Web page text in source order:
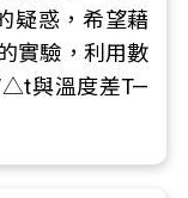
疑惑，希望藉
實驗，利用數
與溫度差T—